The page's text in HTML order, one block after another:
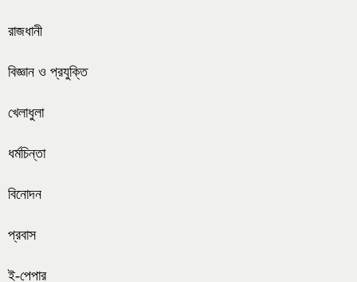
রাজধানী
বিজ্ঞান ও প্রযুক্তি
খেলাধুলা
ধর্মচিন্তা
বিনোদন
প্রবাস
ই-পেপার